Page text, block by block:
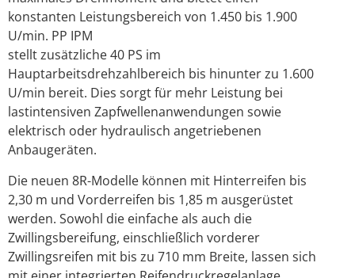
konstanten Leistungsbereich von 1.450 bis 1.900
U/min. PP IPM
stellt zusätzliche 40 PS im
Hauptarbeitsdrehzahlbereich bis hinunter zu 1.600
U/min bereit. Dies sorgt für mehr Leistung bei
lastintensiven Zapfwellenanwendungen sowie
elektrisch oder hydraulisch angetriebenen
Anbaugeräten.
Die neuen 8R-Modelle können mit Hinterreifen bis
2,30 m und Vorderreifen bis 1,85 m ausgerüstet
werden. Sowohl die einfache als auch die
Zwillingsbereifung, einschließlich vorderer
Zwillingsreifen mit bis zu 710 mm Breite, lassen sich